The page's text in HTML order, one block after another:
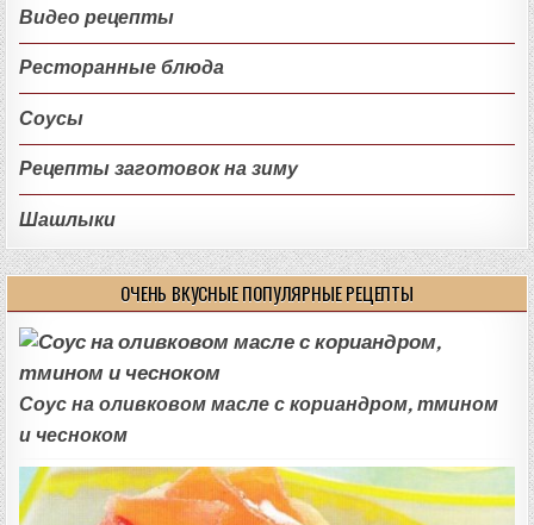
Видео рецепты
Ресторанные блюда
Соусы
Рецепты заготовок на зиму
Шашлыки
ОЧЕНЬ ВКУСНЫЕ ПОПУЛЯРНЫЕ РЕЦЕПТЫ
Соус на оливковом масле с кориандром, тмином
и чесноком